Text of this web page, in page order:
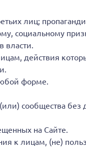
лиц;
социальному
власти.
действия
форме.
сообщества без
на Сайте.
к лицам, (не)